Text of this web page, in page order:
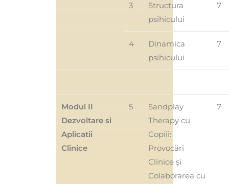
3
Structura
psihicului
7
4
Dinamica
psihicului
7
Modul II
Dezvoltare si
Aplicatii
Clinice
5
Sandplay
Therapy cu
Copiii:
Provocări
Clinice și
Colaborarea cu
7